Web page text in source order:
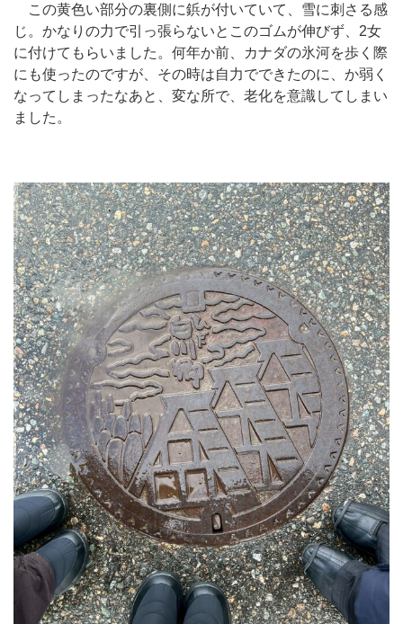
この黄色い部分の裏側に鋲が付いていて、雪に刺さる感
じ。かなりの力で引っ張らないとこのゴムが伸びず、2女
に付けてもらいました。何年か前、カナダの氷河を歩く際
にも使ったのですが、その時は自力でできたのに、か弱く
なってしまったなあと、変な所で、老化を意識してしまい
ました。